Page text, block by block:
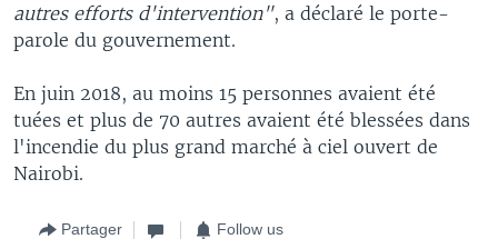
autres efforts d'intervention", a déclaré le porte-
parole du gouvernement.
En juin 2018, au moins 15 personnes avaient été
tuées et plus de 70 autres avaient été blessées dans
l'incendie du plus grand marché à ciel ouvert de
Nairobi.
Partager Follow us